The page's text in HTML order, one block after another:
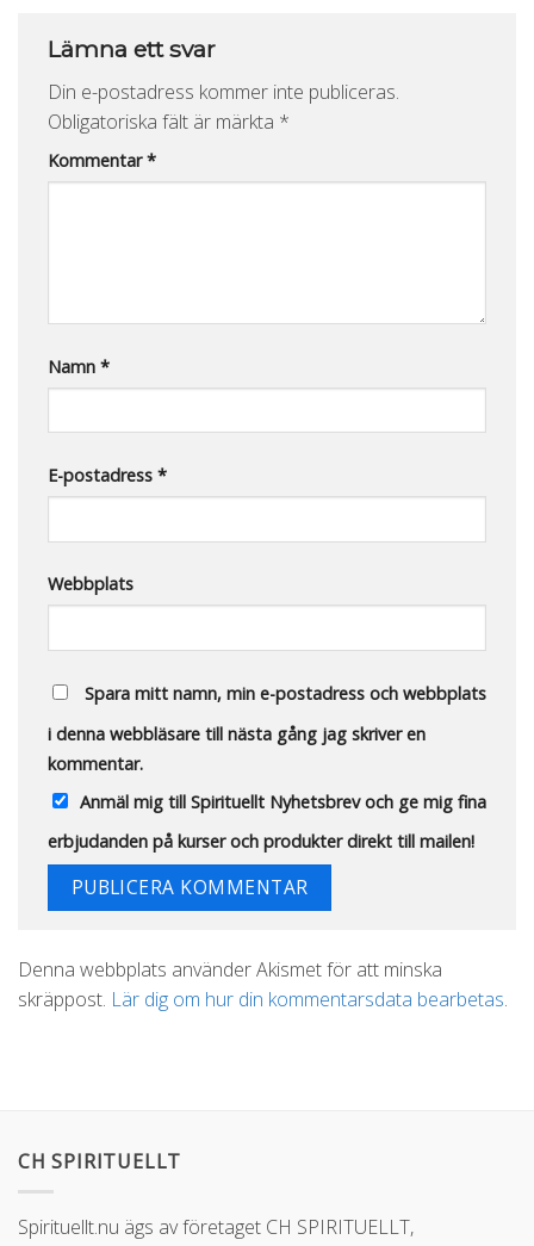
Lämna ett svar
Din e-postadress kommer inte publiceras.
Obligatoriska fält är märkta *
Kommentar*
Namn *
E-postadress *
Webbplats
Spara mitt namn, min e-postadress och webbplats
i denna webbläsare till nästa gång jag skriver en
kommentar.
Anmäl mig till Spirituellt Nyhetsbrev och ge mig fina
erbjudanden på kurser och produkter direkt till mailen!
Denna webbplats använder Akismet för att minska
skräppost. Lär dig om hur din kommentarsdata bearbetas.
CH SPIRITUELLT
Spirituellt.nu ägs av företaget CH SPIRITUELLT,